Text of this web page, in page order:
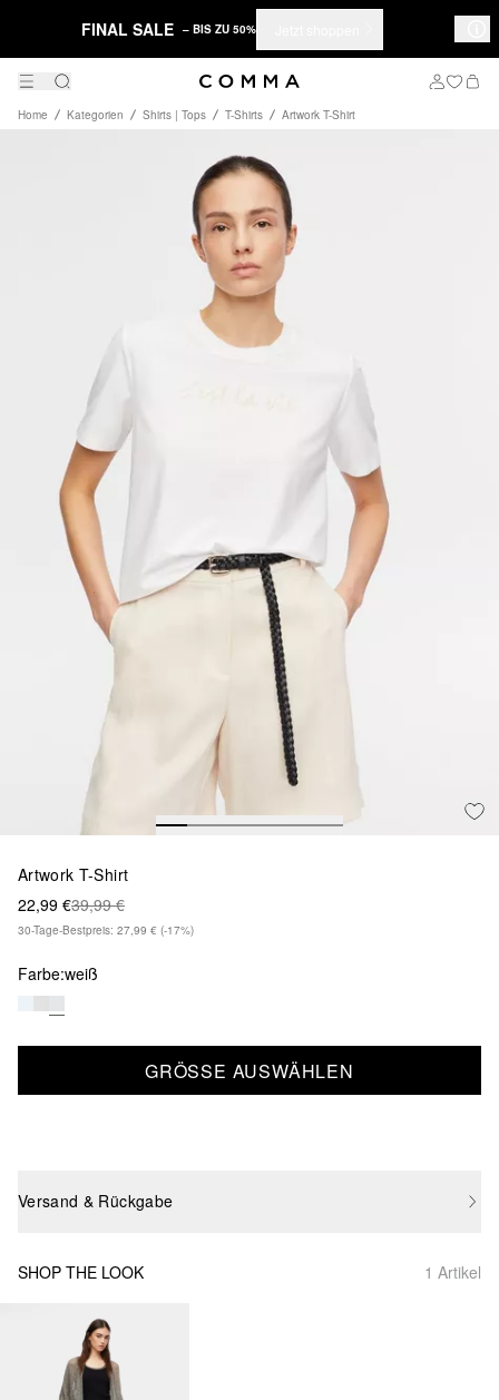
FINAL SALE – BIS ZU 50%
Home Kategorien Shirts | Tops T-Shirts Artwork T-Shirt
Artwork T-Shirt
22,99 €39,99 €
30-Tage-Bestpreis: 27,99 € (-17%)
Farbe:weiß
GRÖSSE AUSWÄHLEN
Versand & Rückgabe
SHOP THE LOOK 1 Artikel